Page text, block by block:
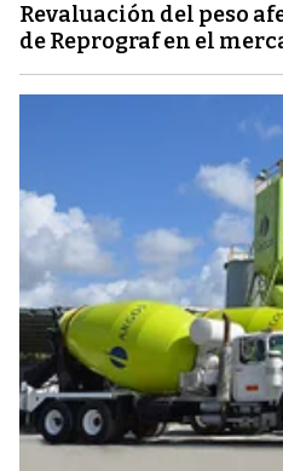
Revaluación del peso
de Reprograf en el